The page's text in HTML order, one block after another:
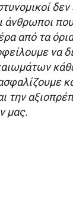
άνθρωποι
από τα
να
την
μας.